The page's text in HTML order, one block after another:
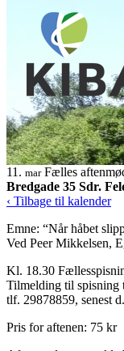
11. mar Fælles
Bredgade 35 Sdr.
‹ Tilbage til kalender
Emne: “Når håbet
Ved Peer Mikkelsen,
Kl. 18.30
Tilmelding til spisning
tlf. 29878859, senest
Pris for aftenen: 75 kr